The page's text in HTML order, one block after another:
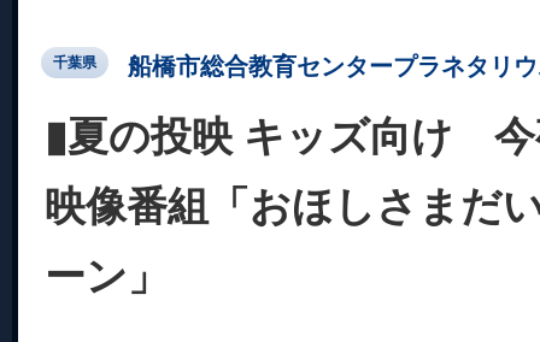
千葉県 船橋市総合教育センタープラネタリ
▮夏の投映 キッズ向け 今
映像番組「おほしさまだ
ーン」